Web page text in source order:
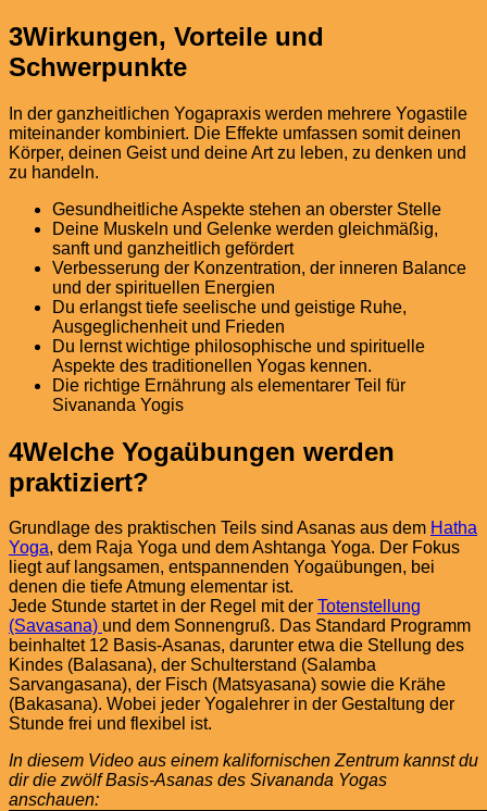
3Wirkungen, Vorteile und
Schwerpunkte
In der ganzheitlichen Yogapraxis werden mehrere Yogastile
miteinander kombiniert. Die Effekte umfassen somit deinen
Körper, deinen Geist und deine Art zu leben, zu denken und
zu handeln.
Gesundheitliche Aspekte stehen an oberster Stelle
Deine Muskeln und Gelenke werden gleichmäßig,
sanft und ganzheitlich gefördert
Verbesserung der Konzentration, der inneren Balance
und der spirituellen Energien
Du erlangst tiefe seelische und geistige Ruhe,
Ausgeglichenheit und Frieden
Du lernst wichtige philosophische und spirituelle
Aspekte des traditionellen Yogas kennen.
Die richtige Ernährung als elementarer Teil für
Sivananda Yogis
4Welche Yogaübungen werden
praktiziert?
Grundlage des praktischen Teils sind Asanas aus dem Hatha
Yoga, dem Raja Yoga und dem Ashtanga Yoga. Der Fokus
liegt auf langsamen, entspannenden Yogaübungen, bei
denen die tiefe Atmung elementar ist.
Jede Stunde startet in der Regel mit der Totenstellung
(Savasana) und dem Sonnengruß. Das Standard Programm
beinhaltet 12 Basis-Asanas, darunter etwa die Stellung des
Kindes (Balasana), der Schulterstand (Salamba
Sarvangasana), der Fisch (Matsyasana) sowie die Krähe
(Bakasana). Wobei jeder Yogalehrer in der Gestaltung der
Stunde frei und flexibel ist.
In diesem Video aus einem kalifornischen Zentrum kannst du
dir die zwölf Basis-Asanas des Sivananda Yogas
anschauen: